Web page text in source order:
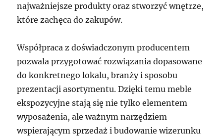
najważniejsze produkty oraz stworzyć wnętrze,
które zachęca do zakupów.
Współpraca z doświadczonym producentem
pozwala przygotować rozwiązania dopasowane
do konkretnego lokalu, branży i sposobu
prezentacji asortymentu. Dzięki temu meble
ekspozycyjne stają się nie tylko elementem
wyposażenia, ale ważnym narzędziem
wspierającym sprzedaż i budowanie wizerunku